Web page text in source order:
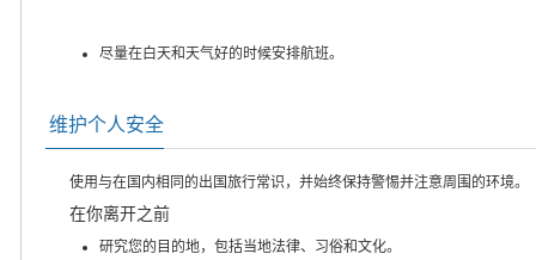
尽量在白天和天气好的时候安排航班。
维护个人安全
使用与在国内相同的出国旅行常识，并始终保持警惕并注意周围的环境。
在你离开之前
研究您的目的地，包括当地法律、习俗和文化。